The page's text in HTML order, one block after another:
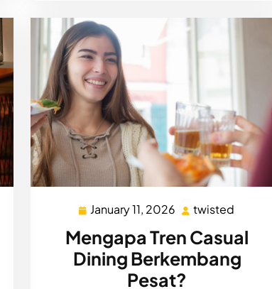
January 11, 2026 January
2026
twisted
Mengapa Tren Casual
Dining Berkembang
Pesat?